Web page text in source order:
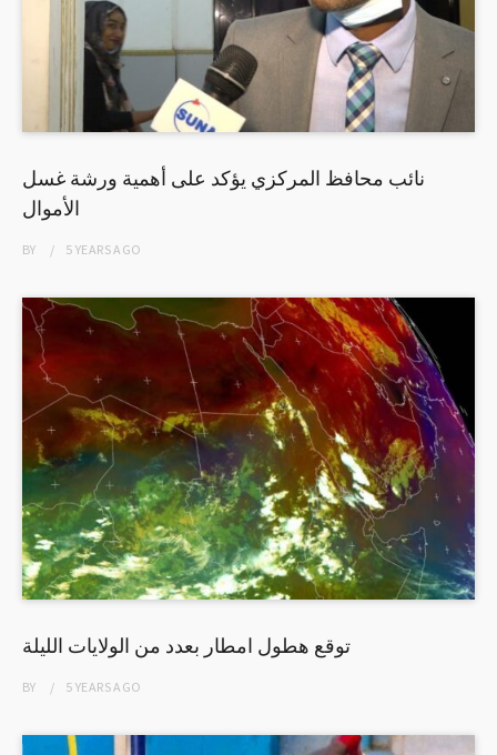
نائب محافظ المركزي يؤكد على أهمية ورشة غسل
الأموال
BY 5 YEARSAGO
توقع هطول امطار بعدد من الولايات الليلة
BY 5 YEARSAGO